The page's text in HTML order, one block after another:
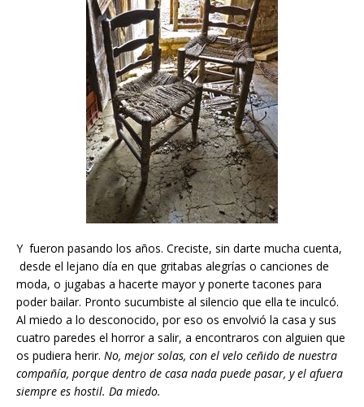
Y fueron pasando los años. Creciste, sin darte mucha cuenta,
desde el lejano día en que gritabas alegrías o canciones de
moda, o jugabas a hacerte mayor y ponerte tacones para
poder bailar. Pronto sucumbiste al silencio que ella te inculcó.
Al miedo a lo desconocido, por eso os envolvió la casa y sus
cuatro paredes el horror a salir, a encontraros con alguien que
os pudiera herir. No, mejor solas, con el velo ceñido de nuestra
compañía, porque dentro de casa nada puede pasar, y el afuera
siempre es hostil. Da miedo.